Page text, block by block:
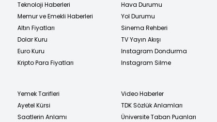
Teknoloji Haberleri
Memur ve Emekli Haberleri
Altın Fiyatları
Dolar Kuru
Euro Kuru
Kripto Para Fiyatları
Hava Durumu
Yol Durumu
Sinema Rehberi
TV Yayın Akışı
Instagram Dondurma
Instagram Silme
Yemek Tarifleri
Ayetel Kürsi
Saatlerin Anlamı
Video Haberler
TDK Sözlük Anlamları
Üniversite Taban Puanları